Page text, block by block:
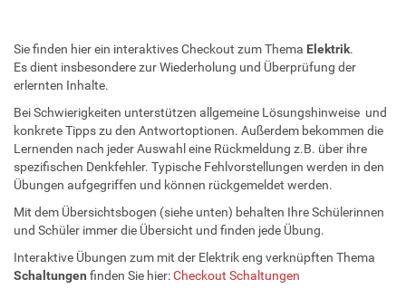
Sie finden hier ein interaktives Checkout zum Thema Elektrik.
Es dient insbesondere zur Wiederholung und Überprüfung der
erlernten Inhalte.
Bei Schwierigkeiten unterstützen allgemeine Lösungshinweise und
konkrete Tipps zu den Antwortoptionen. Außerdem bekommen die
Lernenden nach jeder Auswahl eine Rückmeldung z.B. über ihre
spezifischen Denkfehler. Typische Fehlvorstellungen werden in den
Übungen aufgegriffen und können rückgemeldet werden.
Mit dem Übersichtsbogen (siehe unten) behalten Ihre Schülerinnen
und Schüler immer die Übersicht und finden jede Übung.
Interaktive Übungen zum mit der Elektrik eng verknüpften Thema
Schaltungen finden Sie hier:Checkout Schaltungen